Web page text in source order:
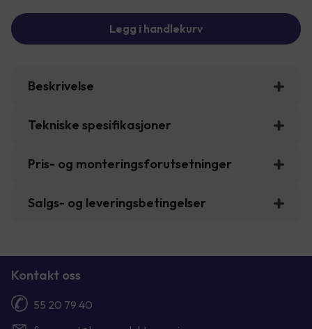
Legg i handlekurv
Beskrivelse
Tekniske spesifikasjoner
Pris- og monteringsforutsetninger
Salgs- og leveringsbetingelser
Kontakt oss
55 20 79 40